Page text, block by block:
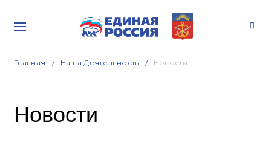
Главная Наша Деятельность Новости
Новости